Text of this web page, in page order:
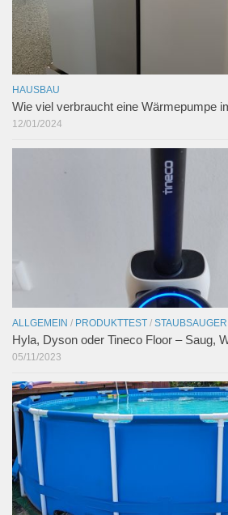
HAUSBAU
Wie viel verbraucht eine Wärmepumpe
12/01/2024
ALLGEMEIN / PRODUKTTEST / STAUBSAUGER
Hyla, Dyson oder Tineco Floor – Saug,
05/11/2023